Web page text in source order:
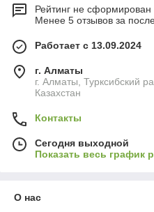
Рейтинг не сформирован
Менее 5 отзывов за
Работает с 13.09.2024
г. Алматы
г. Алматы, Турксибский
Казахстан
Контакты
Сегодня выходной
Показать весь график
О нас